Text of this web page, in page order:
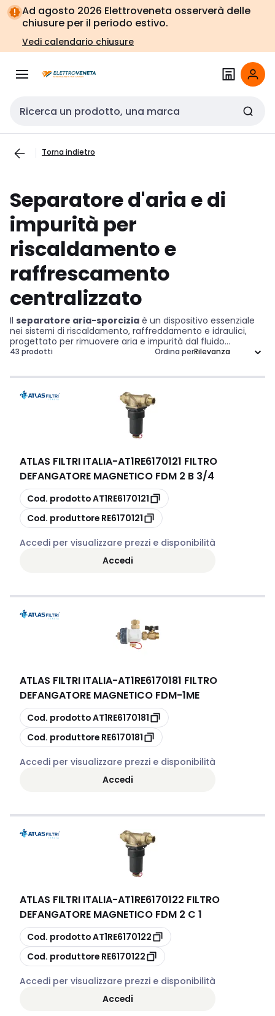
Vai alla
navigazione
Vai
alla
pagina
Ad agosto 2026 Elettroveneta osserverà delle
chiusure per il periodo estivo.
Vedi calendario chiusure
Cerca input
Torna indietro
Separatore d'aria e di
impurità per
riscaldamento e
raffrescamento
centralizzato
Il separatore aria-sporcizia è un dispositivo essenziale
nei sistemi di riscaldamento, raffreddamento e idraulici,
progettato per rimuovere aria e impurità dal fluido
circolante. Grazie alla sua efficiente funzione di filtraggio,
danni ai componenti e mantenendo la qualità del fluido. La
manutenzione e la pulizia, contribuendo così alla longevità
e all'affidabilità dell'impianto. Investire in questi accessori
significa migliorare l'efficienza operativa e ridurre i costi di
43 prodotti Ordina per
ATLAS FILTRI ITALIA-AT1RE6170121 FILTRO
DEFANGATORE MAGNETICO FDM 2 B 3/4
copia
Cod. prodottoAT1RE6170121
copia
Cod. produttore RE6170121
Accedi per visualizzare prezzi e disponibilità
Accedi
ATLAS FILTRI ITALIA-AT1RE6170181 FILTRO
DEFANGATORE MAGNETICO FDM-1ME
copia
Cod. prodottoAT1RE6170181
copia
Cod. produttore RE6170181
Accedi per visualizzare prezzi e disponibilità
Accedi
ATLAS FILTRI ITALIA-AT1RE6170122 FILTRO
DEFANGATORE MAGNETICO FDM 2 C 1
copia
Cod. prodottoAT1RE6170122
copia
Cod. produttore RE6170122
Accedi per visualizzare prezzi e disponibilità
Accedi